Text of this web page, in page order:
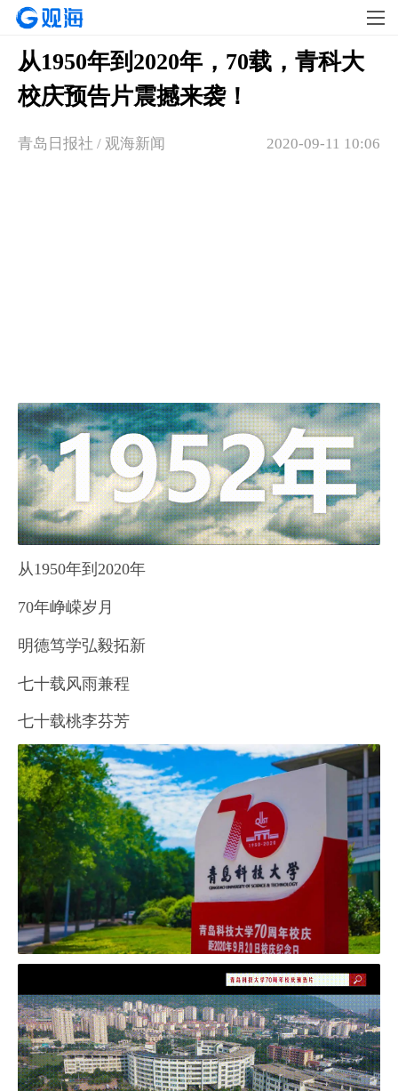
从1950年到2020年，70载，青科大
校庆预告片震撼来袭！
2020-09-11 10:06
青岛日报社 / 观海新闻
从1950年到2020年
70年峥嵘岁月
明德笃学弘毅拓新
七十载风雨兼程
七十载桃李芬芳